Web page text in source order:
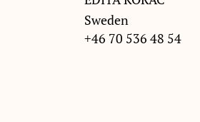
Sweden
+46 70 536 48 54